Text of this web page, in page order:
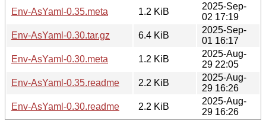
Env-AsYaml-0.35.meta
1.2 KiB
2025-Sep-
02 17:19
Env-AsYaml-0.30.tar.gz
6.4 KiB
2025-Sep-
01 16:17
Env-AsYaml-0.30.meta
1.2 KiB
2025-Aug-
29 22:05
Env-AsYaml-0.35.readme
2.2 KiB
2025-Aug-
29 16:26
Env-AsYaml-0.30.readme
2.2 KiB
2025-Aug-
29 16:26